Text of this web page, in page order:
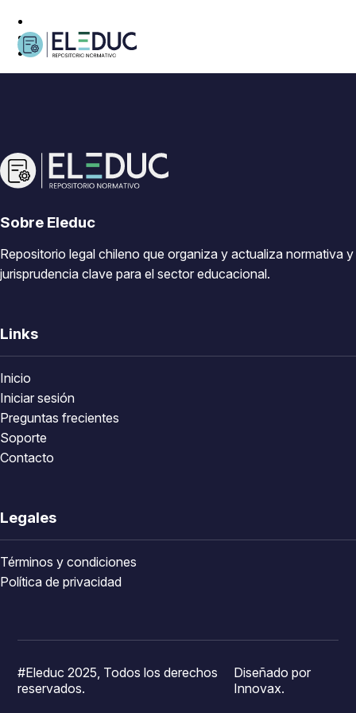
Sobre Eleduc
Repositorio legal chileno que organiza y actualiza normativa y
jurisprudencia clave para el sector educacional.
Links
Inicio
Iniciar sesión
Preguntas frecientes
Soporte
Contacto
Legales
Términos y condiciones
Política de privacidad
#Eleduc 2025, Todos los derechos
reservados.
Diseñado por
Innovax.